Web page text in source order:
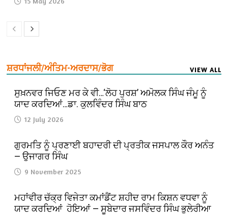
ਸ਼ਰਧਾਂਜਲੀ/ਅੰਤਿਮ-ਅਰਦਾਸ/ਭੋਗ VIEW ALL
ਸੁਖ਼ਨਵਰ ਜਿਓਣ ਮਰ ਕੇ ਵੀ…‘ਲੋਹ ਪੁਰਸ਼’ ਅਮੋਲਕ ਸਿੰਘ ਜੰਮੂ ਨੂੰ
ਯਾਦ ਕਰਦਿਆਂ…ਡਾ. ਕੁਲਵਿੰਦਰ ਸਿੰਘ ਬਾਠ
12 July 2026
ਗੁਰਮਤਿ ਨੂੰ ਪ੍ਰਣਾਈ ਬਹਾਦਰੀ ਦੀ ਪ੍ਰਤੀਕ ਜਸਪਾਲ ਕੌਰ ਅਨੰਤ
— ਉਜਾਗਰ ਸਿੰਘ
9 November 2025
ਮਹਾਂਵੀਰ ਚੱਕ੍ਰ ਵਿਜੇਤਾ ਕਮਾਂਡੈਂਟ ਸ਼ਹੀਦ ਰਾਮ ਕਿਸ਼ਨ ਵਧਵਾ ਨੂੰ
ਯਾਦ ਕਰਦਿਆਂ ਹੋਇਆਂ — ਸੂਬੇਦਾਰ ਜਸਵਿੰਦਰ ਸਿੰਘ ਭੁਲੇਰੀਆ